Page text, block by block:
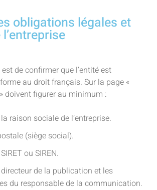
obligations légales et
de confirmer que l’entité est
au droit français. Sur la page «
doivent figurer au minimum :
raison sociale de l’entreprise.
(siège social).
ou SIREN.
de la publication et les
du responsable de la communication.